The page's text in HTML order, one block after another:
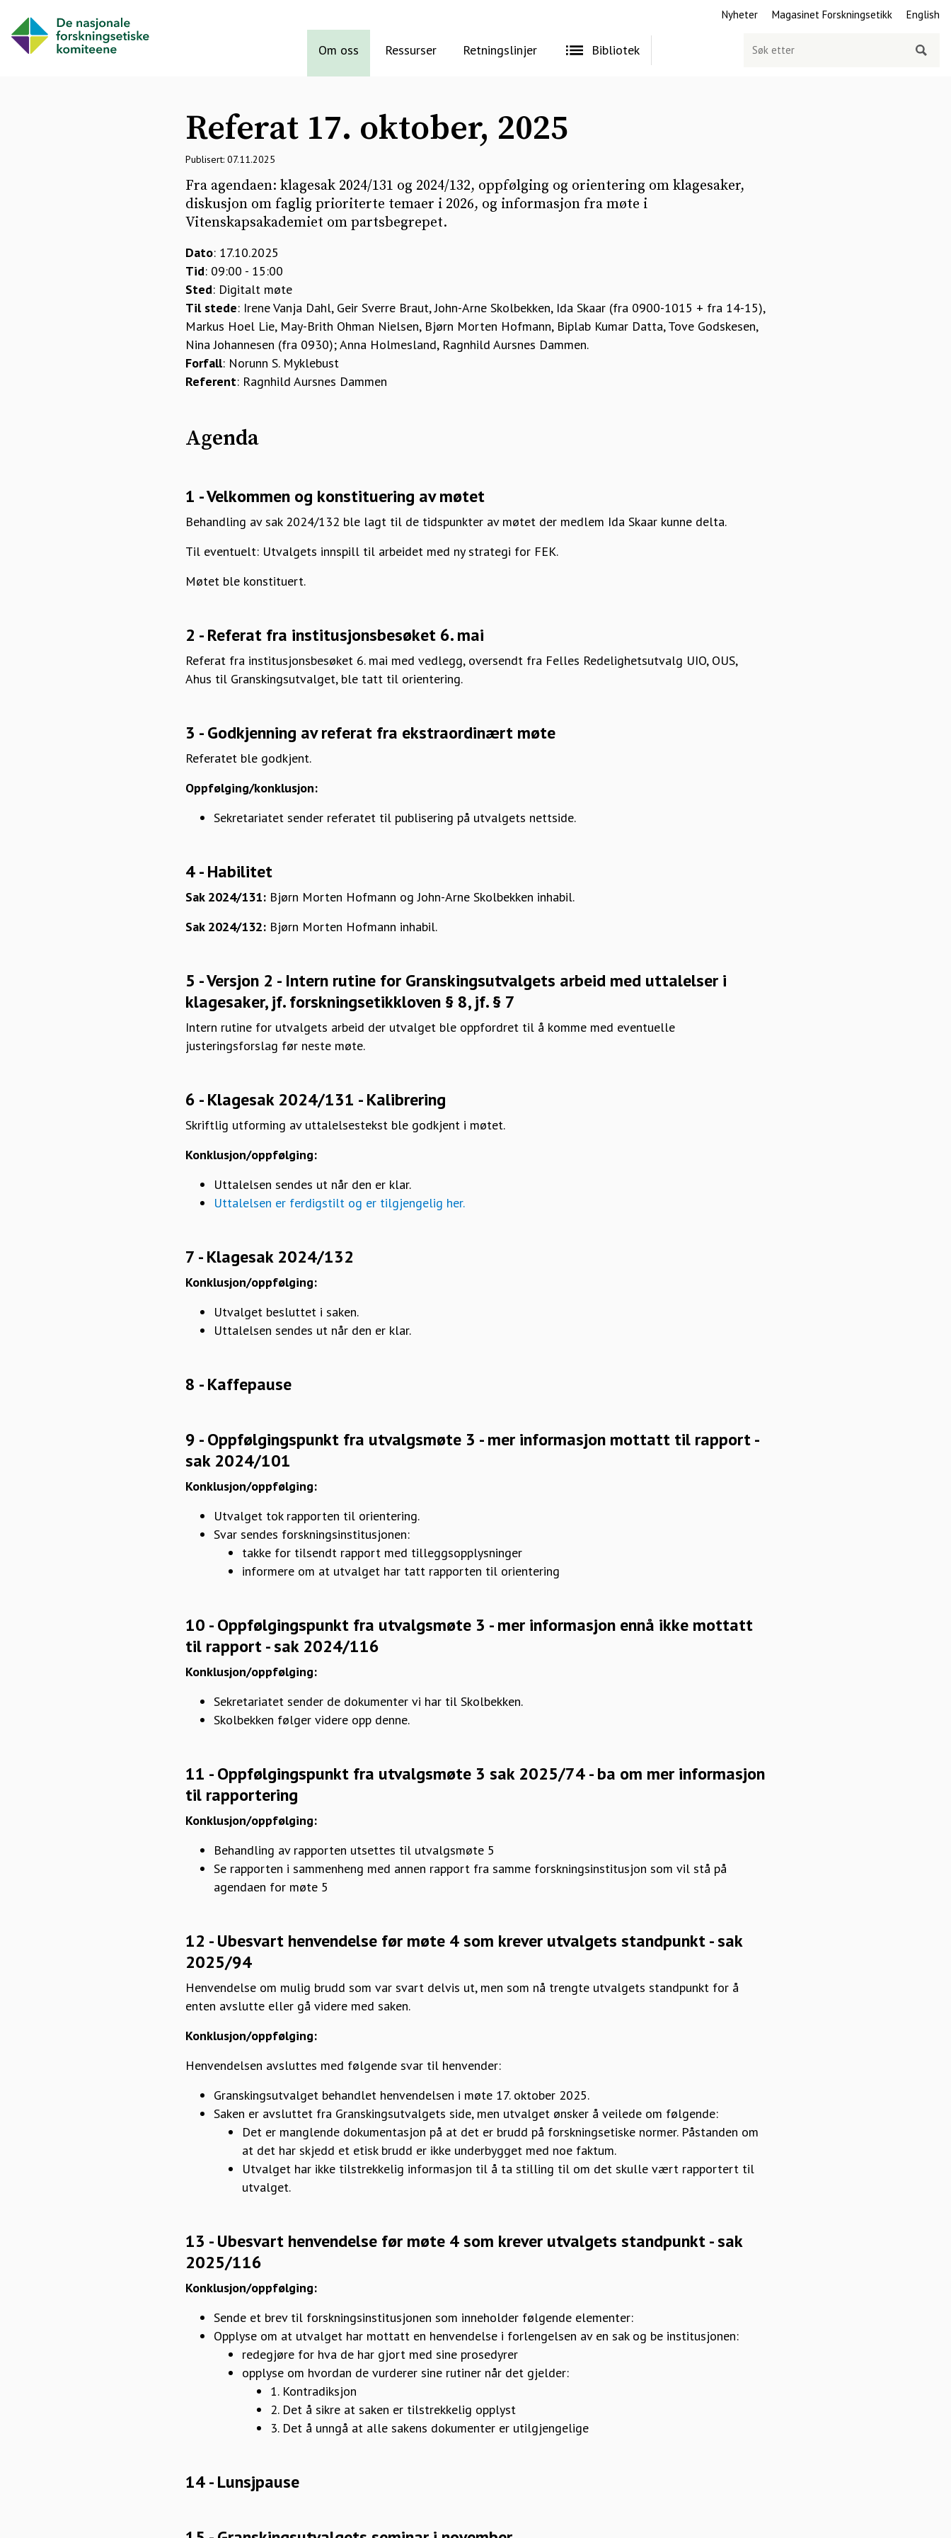
Nyheter Magasinet Forskningsetikk English
Om oss Ressurser Retningslinjer Bibliotek
Søk
Referat 17. oktober, 2025
Publisert: 07.11.2025
Fra agendaen: klagesak 2024/131 og 2024/132, oppfølging og orientering om klagesaker,
diskusjon om faglig prioriterte temaer i 2026, og informasjon fra møte i
Vitenskapsakademiet om partsbegrepet.
Dato: 17.10.2025
Tid: 09:00 - 15:00
Sted: Digitalt møte
Til stede: Irene Vanja Dahl, Geir Sverre Braut, John-Arne Skolbekken, Ida Skaar (fra 0900-1015 + fra 14-15),
Markus Hoel Lie, May-Brith Ohman Nielsen, Bjørn Morten Hofmann, Biplab Kumar Datta, Tove Godskesen,
Nina Johannesen (fra 0930); Anna Holmesland, Ragnhild Aursnes Dammen.
Forfall: Norunn S. Myklebust
Referent: Ragnhild Aursnes Dammen
Agenda
1 - Velkommen og konstituering av møtet
Behandling av sak 2024/132 ble lagt til de tidspunkter av møtet der medlem Ida Skaar kunne delta.
Til eventuelt: Utvalgets innspill til arbeidet med ny strategi for FEK.
Møtet ble konstituert.
2 - Referat fra institusjonsbesøket 6. mai
Referat fra institusjonsbesøket 6. mai med vedlegg, oversendt fra Felles Redelighetsutvalg UIO, OUS,
Ahus til Granskingsutvalget, ble tatt til orientering.
3 - Godkjenning av referat fra ekstraordinært møte
Referatet ble godkjent.
Oppfølging/konklusjon:
Sekretariatet sender referatet til publisering på utvalgets nettside.
4 - Habilitet
Sak 2024/131: Bjørn Morten Hofmann og John-Arne Skolbekken inhabil.
Sak 2024/132: Bjørn Morten Hofmann inhabil.
5 - Versjon 2 - Intern rutine for Granskingsutvalgets arbeid med uttalelser i
klagesaker, jf. forskningsetikkloven § 8, jf. § 7
Intern rutine for utvalgets arbeid der utvalget ble oppfordret til å komme med eventuelle
justeringsforslag før neste møte.
6 - Klagesak 2024/131 - Kalibrering
Skriftlig utforming av uttalelsestekst ble godkjent i møtet.
Konklusjon/oppfølging:
Uttalelsen sendes ut når den er klar.
Uttalelsen er ferdigstilt og er tilgjengelig her.
7 - Klagesak 2024/132
Konklusjon/oppfølging:
Utvalget besluttet i saken.
Uttalelsen sendes ut når den er klar.
8 - Kaffepause
9 - Oppfølgingspunkt fra utvalgsmøte 3 - mer informasjon mottatt til rapport -
sak 2024/101
Konklusjon/oppfølging:
Utvalget tok rapporten til orientering.
Svar sendes forskningsinstitusjonen:
takke for tilsendt rapport med tilleggsopplysninger
informere om at utvalget har tatt rapporten til orientering
10 - Oppfølgingspunkt fra utvalgsmøte 3 - mer informasjon ennå ikke mottatt
til rapport - sak 2024/116
Konklusjon/oppfølging:
Sekretariatet sender de dokumenter vi har til Skolbekken.
Skolbekken følger videre opp denne.
11 - Oppfølgingspunkt fra utvalgsmøte 3 sak 2025/74 - ba om mer informasjon
til rapportering
Konklusjon/oppfølging:
Behandling av rapporten utsettes til utvalgsmøte 5
Se rapporten i sammenheng med annen rapport fra samme forskningsinstitusjon som vil stå på
agendaen for møte 5
12 - Ubesvart henvendelse før møte 4 som krever utvalgets standpunkt - sak
2025/94
Henvendelse om mulig brudd som var svart delvis ut, men som nå trengte utvalgets standpunkt for å
enten avslutte eller gå videre med saken.
Konklusjon/oppfølging:
Henvendelsen avsluttes med følgende svar til henvender:
Granskingsutvalget behandlet henvendelsen i møte 17. oktober 2025.
Saken er avsluttet fra Granskingsutvalgets side, men utvalget ønsker å veilede om følgende:
Det er manglende dokumentasjon på at det er brudd på forskningsetiske normer. Påstanden om
at det har skjedd et etisk brudd er ikke underbygget med noe faktum.
Utvalget har ikke tilstrekkelig informasjon til å ta stilling til om det skulle vært rapportert til
utvalget.
13 - Ubesvart henvendelse før møte 4 som krever utvalgets standpunkt - sak
2025/116
Konklusjon/oppfølging:
Sende et brev til forskningsinstitusjonen som inneholder følgende elementer:
Opplyse om at utvalget har mottatt en henvendelse i forlengelsen av en sak og be institusjonen:
redegjøre for hva de har gjort med sine prosedyrer
opplyse om hvordan de vurderer sine rutiner når det gjelder:
1. Kontradiksjon
2. Det å sikre at saken er tilstrekkelig opplyst
3. Det å unngå at alle sakens dokumenter er utilgjengelige
14 - Lunsjpause